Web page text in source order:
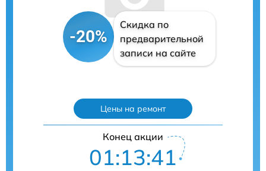
-20%
Скидка по
предварительной
записи на сайте
Цены на ремонт
Конец акции
01:13:40